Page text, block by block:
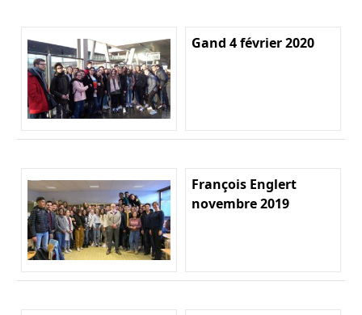
Gand 4 février 2020
François Englert
novembre 2019